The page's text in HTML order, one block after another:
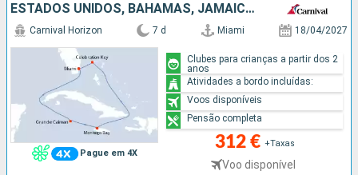
ESTADOS UNIDOS, BAHAMAS, JAMAICA, CAIMÃO (ILHAS)
Pague em 4X
Carnival Horizon 7 d Miami 18/04/2027
312 € +Taxas
Voo disponível
Clubes para crianças a partir dos 2
anos
Atividades a bordo incluídas:
Voos disponíveis
Pensão completa